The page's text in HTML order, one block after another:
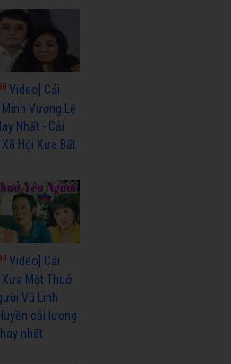
Video] Cải
Minh Vương Lệ
Nhất - Cải
Xã Hội Xưa Bất
Video] Cải
Xưa Một Thuở
Vũ Linh
cải lương
nhất